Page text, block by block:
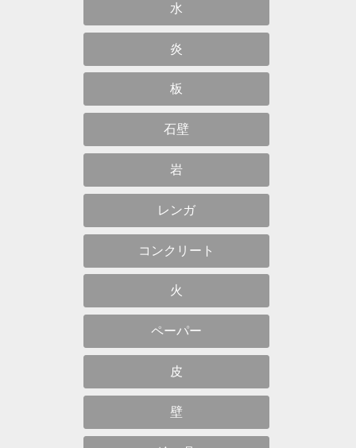
水
炎
板
石壁
岩
レンガ
コンクリート
火
ペーパー
皮
壁